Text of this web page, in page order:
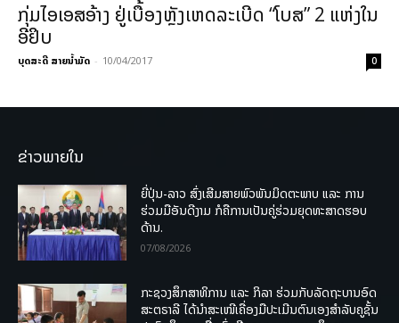
ກຸ່ມໄອເອສອ້າງ ຢູ່ເບື້ອງຫຼັງເຫດລະເບີດ “ໂບສ” 2 ແຫ່ງໃນ
ອີຢິບ
ບຸດສະດີ ສາຍນ້ຳມັດ - 10/04/2017 0
ຂ່າວພາຍໃນ
ຍີ່ປຸ່ນ-ລາວ ສົ່ງເສີມສາຍພົວພັນມິດຕະພາບ ແລະ ການ
ຮ່ວມມືອັນດີງາມ ກໍຄືການເປັນຄູ່ຮ່ວມຍຸດທະສາດຮອບ
ດ້ານ.
07/08/2026
ກະຊວງສຶກສາທິການ ແລະ ກິລາ ຮ່ວມກັບລັດຖະບານອົດ
ສະຕຣາລີ ໄດ້ນຳສະເໜີເຄື່ອງມືປະເມີນຕົນເອງສຳລັບຄູຊັ້ນ